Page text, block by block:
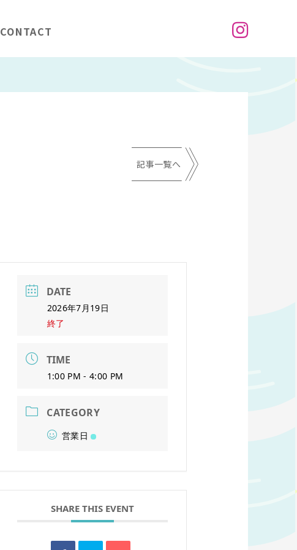
CONTACT
記事一覧へ
DATE
2026年7月19日
終了
TIME
1:00 PM - 4:00 PM
CATEGORY
営業日
SHARE THIS EVENT